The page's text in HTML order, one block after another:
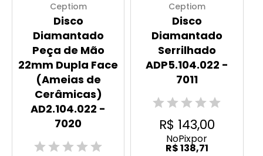
Ceptiom
Disco
Diamantado
Peça de Mão
22mm Dupla Face
(Ameias de
Cerâmicas)
AD2.104.022 -
7020
Ceptiom
Disco
Diamantado
Serrilhado
ADP5.104.022 -
7011
R$ 143,00
NoPixpor
R$ 138,71